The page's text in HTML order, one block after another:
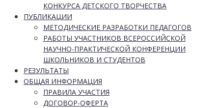
КОНКУРСА ДЕТСКОГО ТВОРЧЕСТВА
ПУБЛИКАЦИИ
МЕТОДИЧЕСКИЕ РАЗРАБОТКИ ПЕДАГОГОВ
РАБОТЫ УЧАСТНИКОВ ВСЕРОССИЙСКОЙ
НАУЧНО-ПРАКТИЧЕСКОЙ КОНФЕРЕНЦИИ
ШКОЛЬНИКОВ И СТУДЕНТОВ
РЕЗУЛЬТАТЫ
ОБЩАЯ ИНФОРМАЦИЯ
ПРАВИЛА УЧАСТИЯ
ДОГОВОР-ОФЕРТА